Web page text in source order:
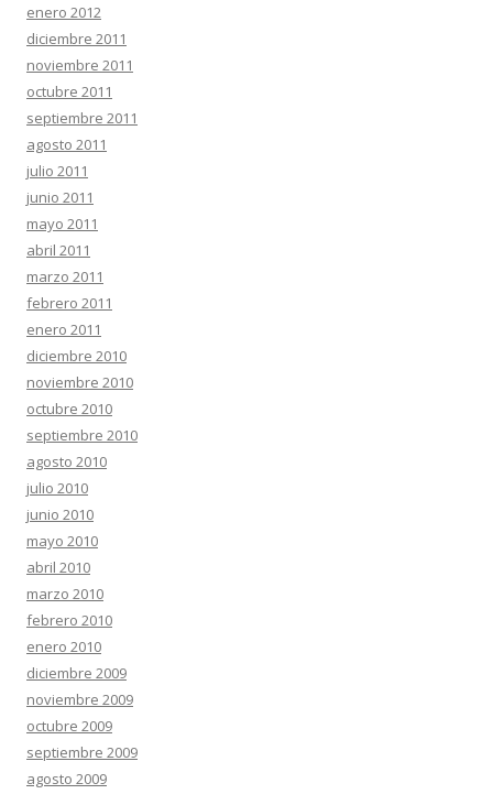
enero 2012
diciembre 2011
noviembre 2011
octubre 2011
septiembre 2011
agosto 2011
julio 2011
junio 2011
mayo 2011
abril 2011
marzo 2011
febrero 2011
enero 2011
diciembre 2010
noviembre 2010
octubre 2010
septiembre 2010
agosto 2010
julio 2010
junio 2010
mayo 2010
abril 2010
marzo 2010
febrero 2010
enero 2010
diciembre 2009
noviembre 2009
octubre 2009
septiembre 2009
agosto 2009